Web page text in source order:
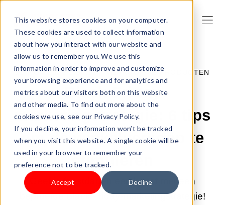
This website stores cookies on your computer.
These cookies are used to collect information
about how you interact with our website and
allow us to remember you. We use this
information in order to improve and customize
your browsing experience and for analytics and
metrics about our visitors both on this website
and other media. To find out more about the
cookies we use, see our Privacy Policy.
If you decline, your information won’t be tracked
when you visit this website. A single cookie will be
used in your browser to remember your
preference not to be tracked.
Accept Decline
12-NOV-2025 2:00:01 |VERKOOP JE PRODUCTEN
Black Friday
marketingstrategie: 6 tips
om de winkelverkoop te
stimuleren
Geef je feestdagen een boost met een
beproefde Black Friday-marketingstrategie!